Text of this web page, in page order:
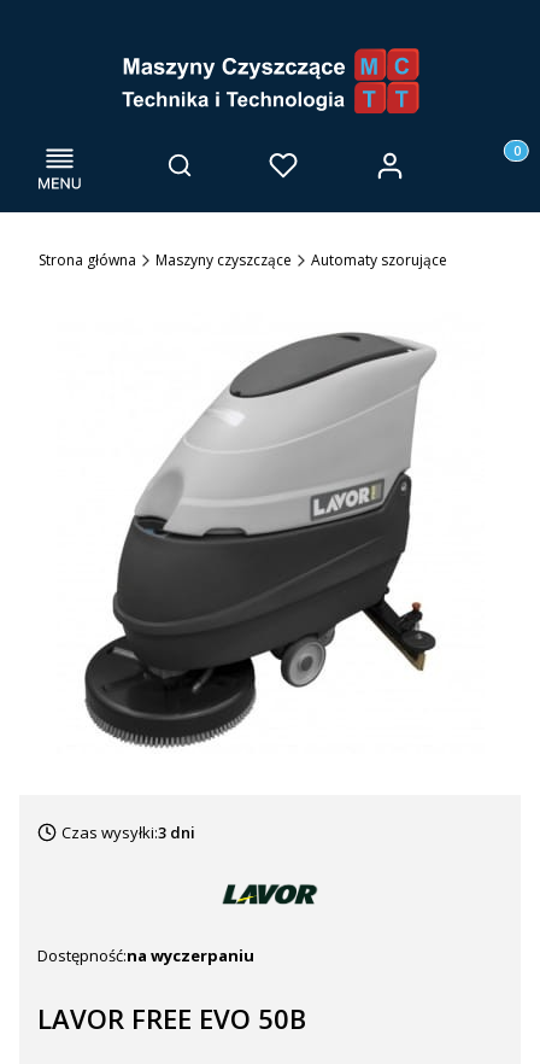
Menu Otwórz wyszukiwarkę
Szukaj Ulubione Zaloguj się
Strona główna Maszyny czyszczące Automaty szorujące
Czas wysyłki:3 dni
Dostępność:na wyczerpaniu
LAVOR FREE EVO 50B